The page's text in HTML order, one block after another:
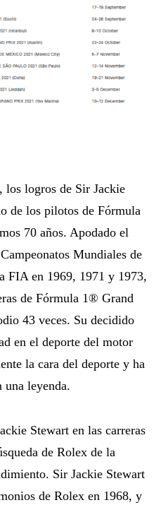
los logros de Sir Jackie
de los pilotos de Fórmula
70 años. Apodado el
Mundiales de
FIA en 1969, 1971 y 1973,
de Fórmula 1® Grand
43 veces. Su decidido
en el deporte del motor
la cara del deporte y ha
leyenda.
Stewart en las carreras
de Rolex de la
Sir Jackie Stewart
de Rolex en 1968, y